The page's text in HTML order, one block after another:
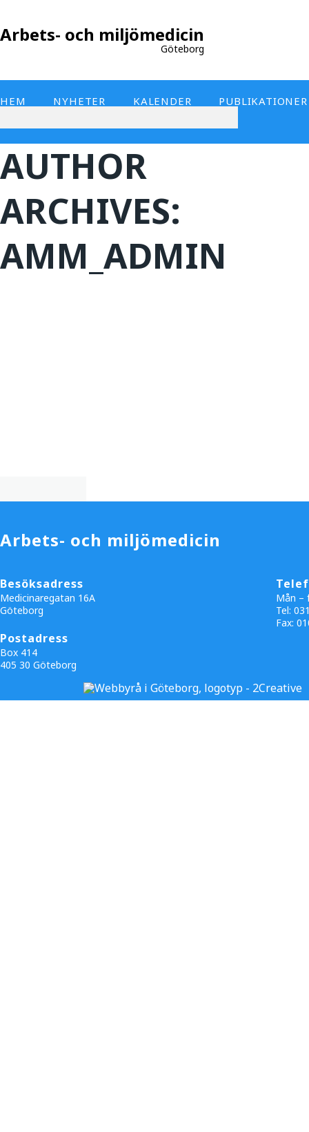
Arbets- och miljömedicin
Göteborg
HEM NYHETER KALENDER PUBLIKATIONER
AUTHOR
ARCHIVES:
AMM_ADMIN
Arbets- och miljömedicin
Besöksadress
Medicinaregatan 16A
Göteborg
Postadress
Box 414
405 30 Göteborg
Mån –
Tel:
Fax: